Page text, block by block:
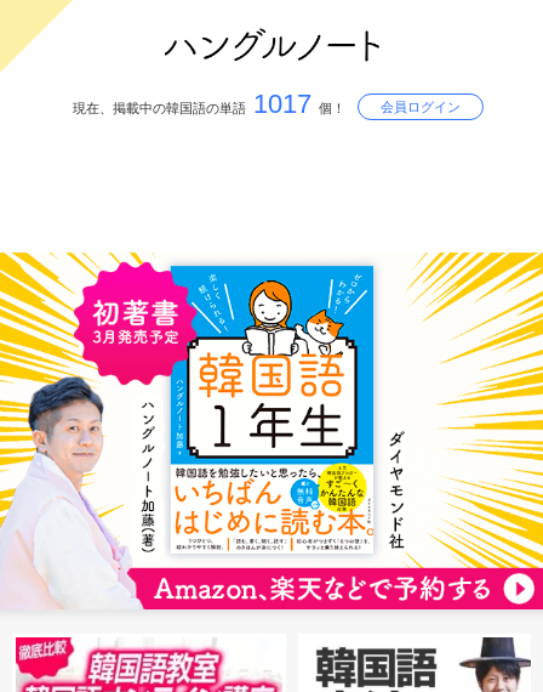
現在、掲載中の韓国語の単語 1017 個！ 会員ログイン